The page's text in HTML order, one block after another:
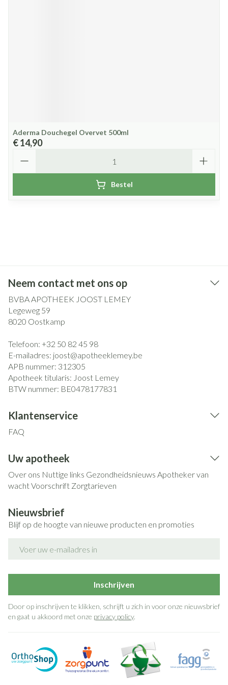
Aderma Douchegel Overvet 500ml
€ 14,90
Bestel
Neem contact met ons op
BVBA APOTHEEK JOOST LEMEY
Legeweg 59
8020 Oostkamp
Telefoon: +32 50 82 45 98
E-mailadres: joost@apotheeklemey.be
APB nummer: 312305
Apotheek titularis: Joost Lemey
BTW nummer: BE0478177831
Klantenservice
FAQ
Uw apotheek
Over ons Nuttige links Gezondheidsnieuws Apotheker van
wachtVoorschrift Zorgtarieven
Nieuwsbrief
Blijf op de hoogte van nieuwe producten en promoties
Inschrijven
Door op inschrijven te klikken, schrijft u zich in voor onze nieuwsbrief
en gaat u akkoord met onze privacy policy.